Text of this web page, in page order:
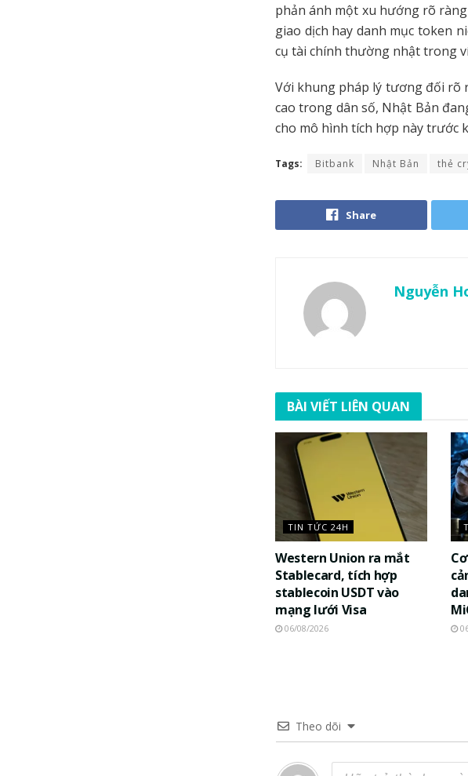
phản ánh một xu hướng rõ
giao dịch hay danh mục token
cụ tài chính thường nhật trong
Với khung pháp lý tương đối rõ
cao trong dân số, Nhật Bản
cho mô hình tích hợp này trước
Tags: Bitbank Nhật Bản thẻ
Share
Nguyễn
BÀI VIẾT LIÊN QUAN
TIN TỨC 24H
Western Union ra mắt
Stablecard, tích hợp
stablecoin USDT vào
mạng lưới Visa
06/08/2026
Theo dõi